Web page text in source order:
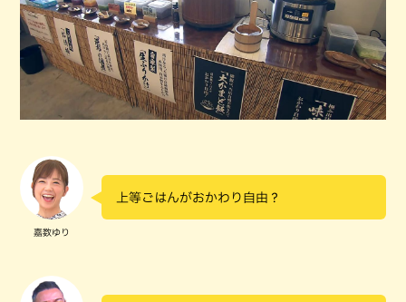
嘉数ゆり
上等ごはんがおかわり自由？